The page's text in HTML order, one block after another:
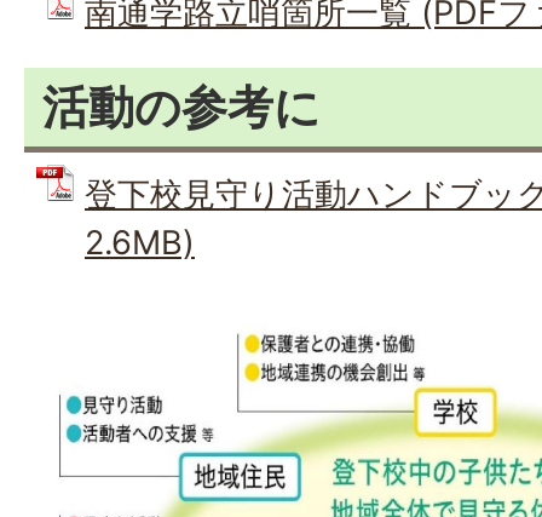
南通学路立哨箇所一覧 (PDF
活動の参考に
登下校見守り活動ハンドブッ
2.6MB)